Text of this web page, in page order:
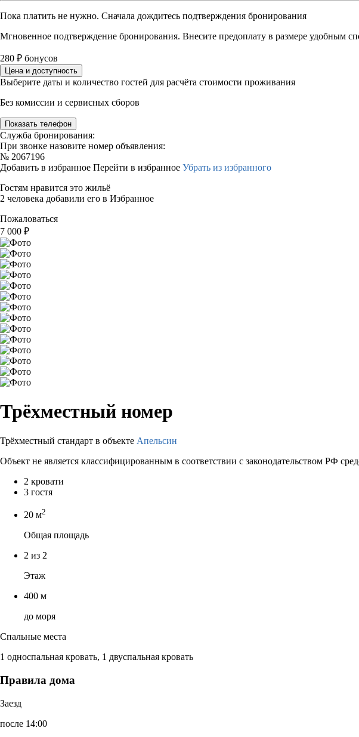
Пока платить не нужно. Сначала дождитесь подтверждения бронирования
Мгновенное подтверждение бронирования. Внесите предоплату в размере удобным
280 ₽ бонусов
Цена и доступность
Выберите даты и количество гостей для расчёта стоимости проживания
Без комиссии и сервисных сборов
Показать телефон
Служба бронирования:
При звонке назовите номер объявления:
№ 2067196
Добавить в избранное Перейти в избранное Убрать из избранного
Гостям нравится это жильё
2 человека добавили его в Избранное
Пожаловаться
7 000 ₽
Трёхместный номер
Трёхместный стандарт в объекте Апельсин
Объект не является классифицированным в соответствии с законодательством РФ
2 кровати
3 гостя
20 м2
Общая площадь
2 из 2
Этаж
400 м
до моря
Спальные места
1 односпальная кровать, 1 двуспальная кровать
Правила дома
Заезд
после 14:00